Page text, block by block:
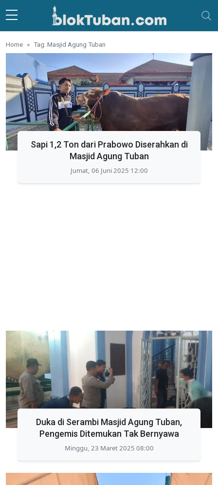
Skip to main content
Home Tag: Masjid Agung Tuban
Sapi 1,2 Ton dari Prabowo Diserahkan di
Masjid Agung Tuban
Jumat, 06 Juni 2025 12:00
Duka di Serambi Masjid Agung Tuban,
Pengemis Ditemukan Tak Bernyawa
Minggu, 23 Maret 2025 08:00